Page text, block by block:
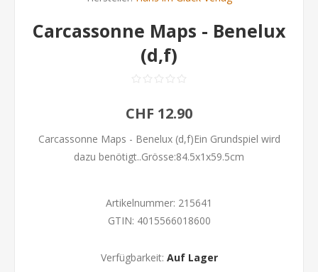
Carcassonne Maps - Benelux
(d,f)
CHF 12.90
Carcassonne Maps - Benelux (d,f)Ein Grundspiel wird
dazu benötigt..Grösse:84.5x1x59.5cm
Artikelnummer: 215641
GTIN: 4015566018600
Verfügbarkeit: Auf Lager